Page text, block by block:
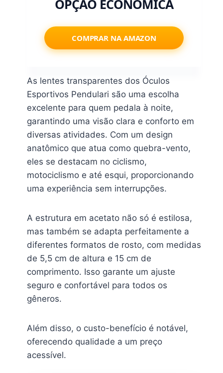
OPÇÃO ECONÔMICA
COMPRAR NA AMAZON
As lentes transparentes dos Óculos
Esportivos Pendulari são uma escolha
excelente para quem pedala à noite,
garantindo uma visão clara e conforto em
diversas atividades. Com um design
anatômico que atua como quebra-vento,
eles se destacam no ciclismo,
motociclismo e até esqui, proporcionando
uma experiência sem interrupções.
A estrutura em acetato não só é estilosa,
mas também se adapta perfeitamente a
diferentes formatos de rosto, com medidas
de 5,5 cm de altura e 15 cm de
comprimento. Isso garante um ajuste
seguro e confortável para todos os
gêneros.
Além disso, o custo-benefício é notável,
oferecendo qualidade a um preço
acessível.